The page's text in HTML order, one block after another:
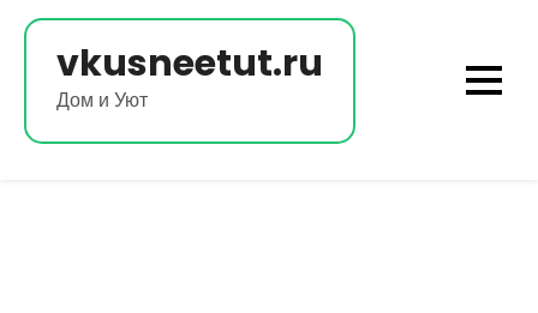
Перейти
содержимому
vkusneetut.ru
Дом и Уют